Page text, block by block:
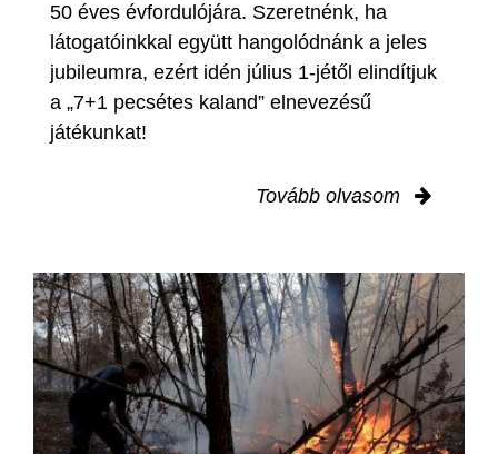
50 éves évfordulójára. Szeretnénk, ha
látogatóinkkal együtt hangolódnánk a jeles
jubileumra, ezért idén július 1-jétől elindítjuk
a „7+1 pecsétes kaland” elnevezésű
játékunkat!
Tovább olvasom